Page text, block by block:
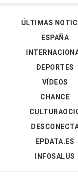
ÚLTIMAS
ESPAÑA
DEPORTES
VÍDEOS
CHANCE
EPDATA.ES
INFOSALUS